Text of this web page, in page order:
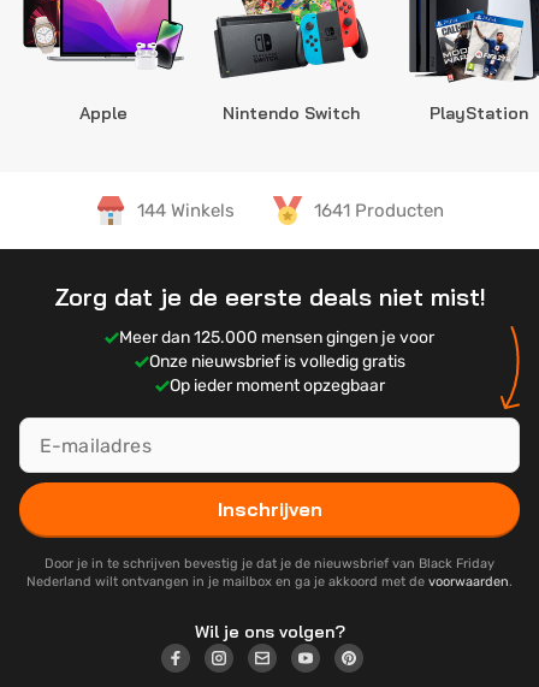
Apple Nintendo Switch PlayStation
144 Winkels 1641 Producten
Zorg dat je de eerste deals niet mist!
Meer dan 125.000 mensen gingen je voor
Onze nieuwsbrief is volledig gratis
Op ieder moment opzegbaar
Inschrijven
Door je in te schrijven bevestig je dat je de nieuwsbrief van Black Friday
Nederland wilt ontvangen in je mailbox en ga je akkoord met de voorwaarden.
Wil je ons volgen?